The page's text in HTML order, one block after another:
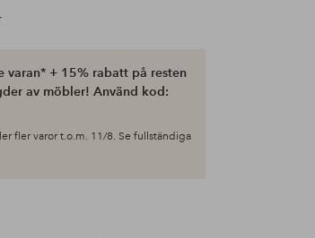
varan* + 15% rabatt på resten
av möbler! Använd kod:
fler varor t.o.m. 11/8. Se fullständiga